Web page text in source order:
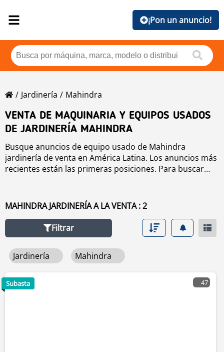
¡Pon un anuncio!
Jardinería
Mahindra
VENTA DE MAQUINARIA Y EQUIPOS USADOS
DE JARDINERÍA MAHINDRA
Busque anuncios de equipo usado de Mahindra
jardinería de venta en América Latina. Los anuncios más
recientes están las primeras posiciones. Para buscar
buscar cualquier equipo usado de venta haga clic en
este enlacejardinería
MAHINDRA JARDINERÍA A LA VENTA : 2
Filtrar
Jardinería Mahindra
47
Subasta